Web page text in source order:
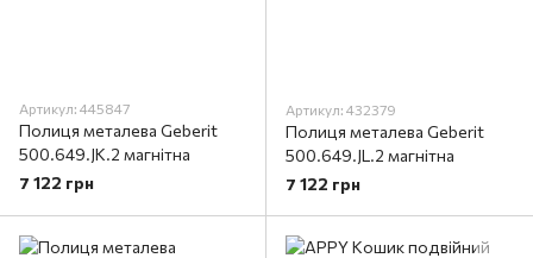
Артикул: 445847
Полиця металева Geberit
500.649.JK.2 магнітна
7 122 грн
Артикул: 432379
Полиця металева Geberit
500.649.JL.2 магнітна
7 122 грн